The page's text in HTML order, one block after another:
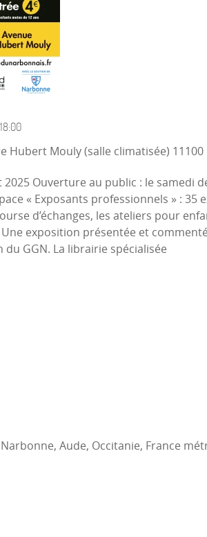
18:00
Hubert Mouly (salle climatisée)
Ouverture au public : le samedi
« Exposants professionnels » :
d’échanges, les ateliers pour
exposition présentée et
GGN. La librairie spécialisée
Aude, Occitanie, France